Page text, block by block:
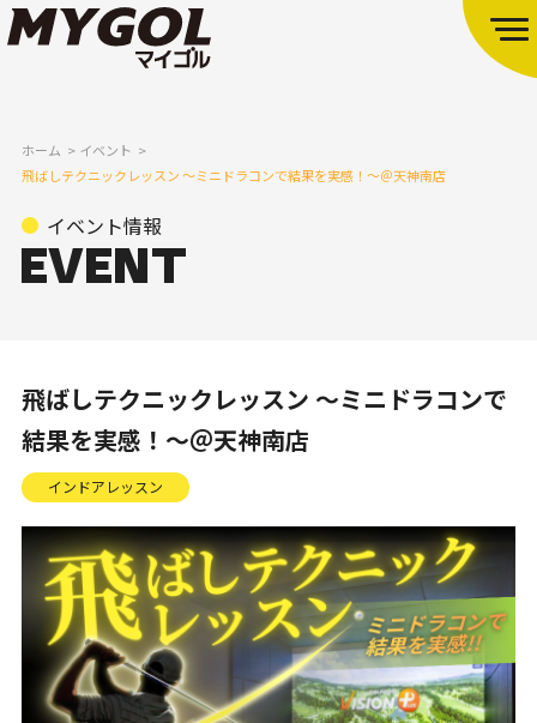
ホーム
イベント
飛ばしテクニックレッスン ～ミニドラコンで結果を実感！～＠天神南店
イベント情報
飛ばしテクニックレッスン ～ミニドラコンで
結果を実感！～＠天神南店
インドアレッスン